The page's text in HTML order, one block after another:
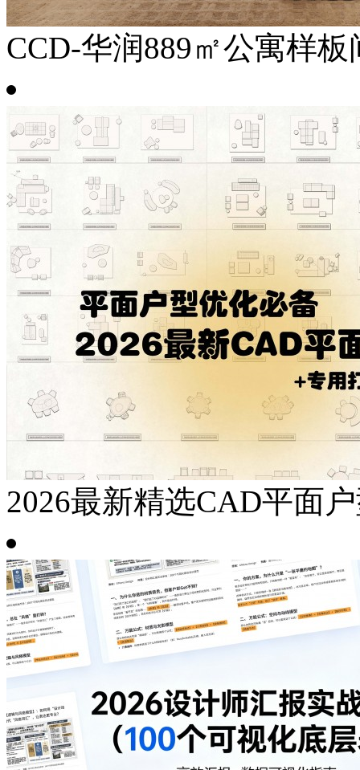
CCD-华润889㎡公寓样板
2026最新精选CAD平面